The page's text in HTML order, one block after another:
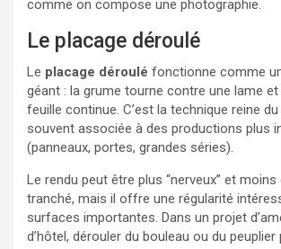
comme on compose une photographie.
Le placage déroulé
Le placage déroulé fonctionne comme
géant : la grume tourne contre une lame
feuille continue. C’est la technique reine
souvent associée à des productions plus
(panneaux, portes, grandes séries).
Le rendu peut être plus “nerveux” et
tranché, mais il offre une régularité
surfaces importantes. Dans un projet
d’hôtel, dérouler du bouleau ou du peuplier